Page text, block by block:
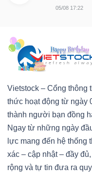
05/08 17:22
Vietstock – Cổng thông
thức hoạt động từ ngày
thành người bạn đồng
Ngay từ những ngày
lực mang đến hệ thống
xác – cập nhật – đầy
rộng và tự tin đưa ra